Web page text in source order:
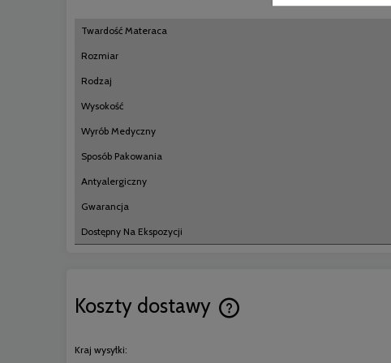
Twardość Materaca
Rozmiar
Rodzaj
Wysokość
Wyrób Medyczny
Sposób Pakowania
Antyalergiczny
Gwarancja
Dostępny Na Ekspozycji
Koszty dostawy
Kraj wysyłki: